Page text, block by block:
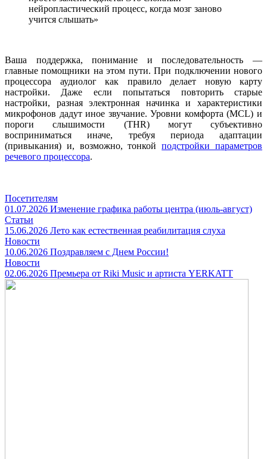
нейропластический процесс, когда мозг заново
учится слышать»
Ваша поддержка, понимание и последовательность —
главные помощники на этом пути. При подключении нового
процессора аудиолог как правило делает новую карту
настройки. Даже если попытаться повторить старые
настройки, разная электронная начинка и характеристики
микрофонов дадут иное звучание. Уровни комфорта (MCL) и
пороги слышимости (THR) могут субъективно
восприниматься иначе, требуя периода адаптации
(привыкания) и, возможно, тонкойподстройки параметров
речевого процессора.
Посетителям
01.07.2026 Изменение графика работы центра (июль-август)
Статьи
15.06.2026 Лето как естественная реабилитация слуха
Новости
10.06.2026 Поздравляем с Днем России!
Новости
02.06.2026 Премьера от Riki Music и артиста YERKATT